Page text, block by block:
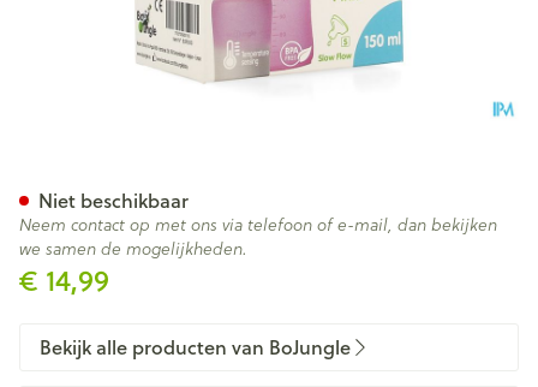
€ 14,99
Niet beschikbaar
Neem contact op met ons via telefoon of e-mail, dan bekijken
we samen de mogelijkheden.
Bekijk alle producten van BoJungle